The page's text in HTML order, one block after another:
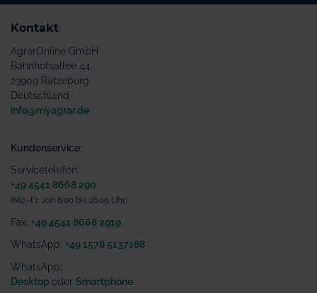
Kontakt
AgrarOnline GmbH
Bahnhofsallee 44
23909 Ratzeburg
Deutschland
info@myagrar.de
Kundenservice:
Servicetelefon:
+49 4541 8668 290
(Mo.-Fr. von 8.00 bis 16.00 Uhr)
Fax: +49 4541 8668 2919
WhatsApp: +49 1578 5137188
WhatsApp:
Desktop oder Smartphone